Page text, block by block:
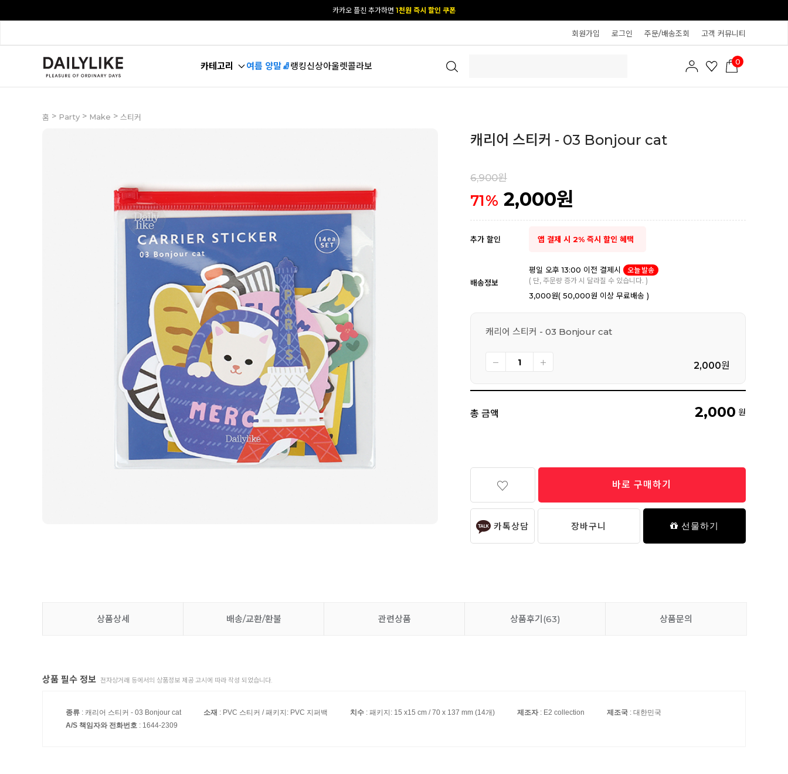
[공식몰 단독] 앱 다운받고2% 결제 할인 받기
회원가입 로그인 주문/배송조회 고객 커뮤니티
카테고리 여름 양말🧦랭킹신상아울렛콜라보 0
홈 > Party > Make > 스티커
캐리어 스티커 - 03 Bonjour cat
6,900원
71% 2,000원
추가 할인 앱 결제 시 2% 즉시 할인 혜택
배송정보
평일 오후 13:00 이전 결제시
오늘 발송
( 단, 주문량 증가 시 달라질 수 있습니다. )
3,000원( 50,000원 이상 무료배송 )
캐리어 스티커 - 03 Bonjour cat
2,000원
총 금액 2,000 원
바로 구매하기
카톡상담 장바구니 선물하기
상품상세 배송/교환/환불 관련상품 상품후기(63) 상품문의
상품 필수 정보 전자상거래 등에서의 상품정보 제공 고시에 따라 작성 되었습니다.
종류 : 캐리어 스티커 - 03 Bonjour cat 소재 : PVC 스티커 / 패키지: PVC 지퍼백 치수 : 패키지: 15 x15 cm / 70 x 137 mm (14개) 제조자: E2 collection 제조국 : 대한민국
A/S 책임자와 전화번호 : 1644-2309